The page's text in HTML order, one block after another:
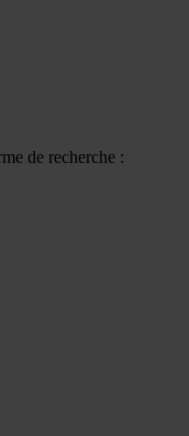
de recherche :